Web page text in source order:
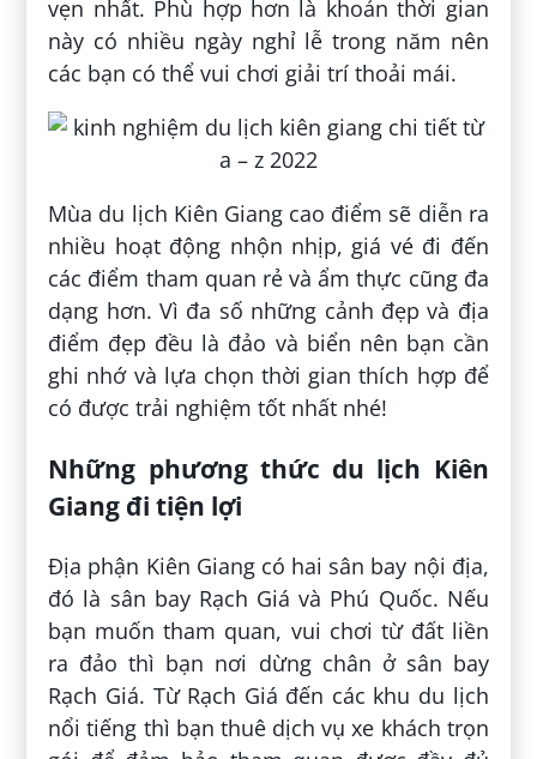
vẹn nhất. Phù hợp hơn là khoản thời gian
này có nhiều ngày nghỉ lễ trong năm nên
các bạn có thể vui chơi giải trí thoải mái.
Mùa du lịch Kiên Giang cao điểm sẽ diễn ra
nhiều hoạt động nhộn nhịp, giá vé đi đến
các điểm tham quan rẻ và ẩm thực cũng đa
dạng hơn. Vì đa số những cảnh đẹp và địa
điểm đẹp đều là đảo và biển nên bạn cần
ghi nhớ và lựa chọn thời gian thích hợp để
có được trải nghiệm tốt nhất nhé!
Những phương thức du lịch Kiên
Giang đi tiện lợi
Địa phận Kiên Giang có hai sân bay nội địa,
đó là sân bay Rạch Giá và Phú Quốc. Nếu
bạn muốn tham quan, vui chơi từ đất liền
ra đảo thì bạn nơi dừng chân ở sân bay
Rạch Giá. Từ Rạch Giá đến các khu du lịch
nổi tiếng thì bạn thuê dịch vụ xe khách trọn